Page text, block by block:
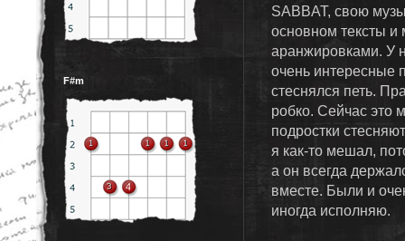
SABBAT, свою
основном тексты и
аранжировками. У
очень интересные
стеснялся петь.
робко. Сейчас это
подростки
я как-то мешал,
а он всегда
вместе. Были и
иногда исполняю.
F#m